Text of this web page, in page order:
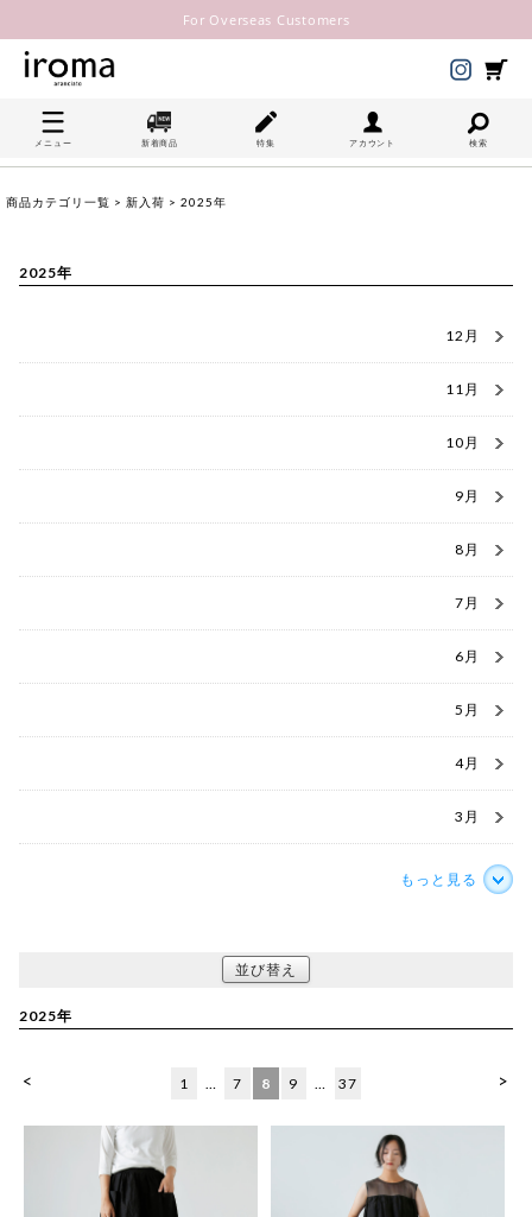
For Overseas Customers
メニュー 新着商品 特集 アカウント 検索
商品カテゴリ一覧 > 新入荷 > 2025年
2025年
12月
11月
10月
9月
8月
7月
6月
5月
4月
3月
もっと見る
並び替え
2025年
< >
1 … 7 8 9 … 37